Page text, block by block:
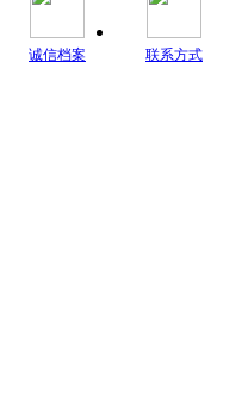
诚信档案 联系方式